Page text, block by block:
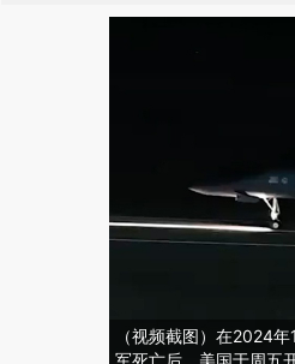
（视频截图）在2024
军死亡后，美国于周五